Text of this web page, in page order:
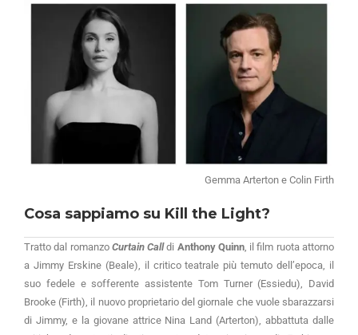
Gemma Arterton e Colin Firth
Cosa sappiamo su Kill the Light?
Tratto dal romanzo Curtain Calldi Anthony Quinn, il film ruota attorno
a Jimmy Erskine (Beale), il critico teatrale più temuto dell’epoca, il
suo fedele e sofferente assistente Tom Turner (Essiedu), David
Brooke (Firth), il nuovo proprietario del giornale che vuole sbarazzarsi
di Jimmy, e la giovane attrice Nina Land (Arterton), abbattuta dalle